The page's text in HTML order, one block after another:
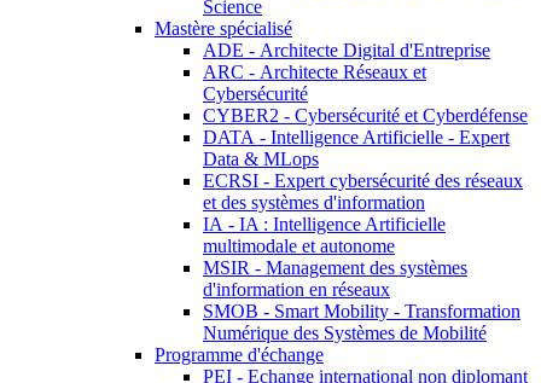
Science
Mastère spécialisé
ADE - Architecte Digital d'Entreprise
ARC - Architecte Réseaux et
Cybersécurité
CYBER2 - Cybersécurité et Cyberdéfense
DATA - Intelligence Artificielle - Expert
Data & MLops
ECRSI - Expert cybersécurité des réseaux
et des systèmes d'information
IA - IA : Intelligence Artificielle
multimodale et autonome
MSIR - Management des systèmes
d'information en réseaux
SMOB - Smart Mobility - Transformation
Numérique des Systèmes de Mobilité
Programme d'échange
PEI - Echange international non diplomant